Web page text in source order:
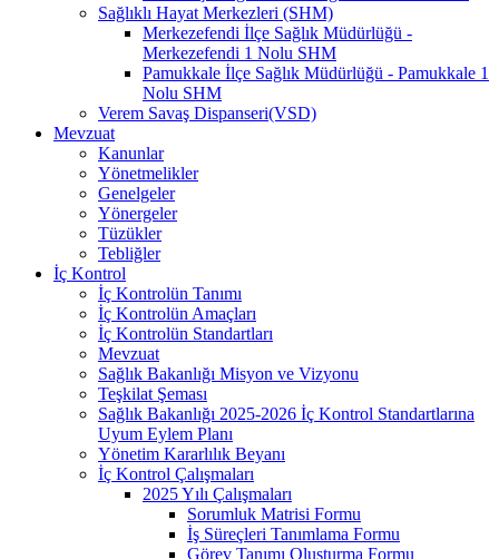
Sağlıklı Hayat Merkezleri (SHM)
Merkezefendi İlçe Sağlık Müdürlüğü -
Merkezefendi 1 Nolu SHM
Pamukkale İlçe Sağlık Müdürlüğü - Pamukkale 1
Nolu SHM
Verem Savaş Dispanseri(VSD)
Mevzuat
Kanunlar
Yönetmelikler
Genelgeler
Yönergeler
Tüzükler
Tebliğler
İç Kontrol
İç Kontrolün Tanımı
İç Kontrolün Amaçları
İç Kontrolün Standartları
Mevzuat
Sağlık Bakanlığı Misyon ve Vizyonu
Teşkilat Şeması
Sağlık Bakanlığı 2025-2026 İç Kontrol Standartlarına
Uyum Eylem Planı
Yönetim Kararlılık Beyanı
İç Kontrol Çalışmaları
2025 Yılı Çalışmaları
Sorumluk Matrisi Formu
İş Süreçleri Tanımlama Formu
Görev Tanımı Oluşturma Formu